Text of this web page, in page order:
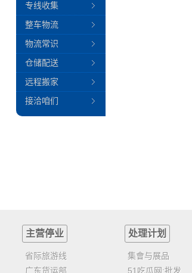
专线收集
整车物流
物流常识
仓储配送
远程搬家
接洽咱们
主营停业
省际旅游线
广东货运部
处理计划
集會与展品
51吃瓜网:批发